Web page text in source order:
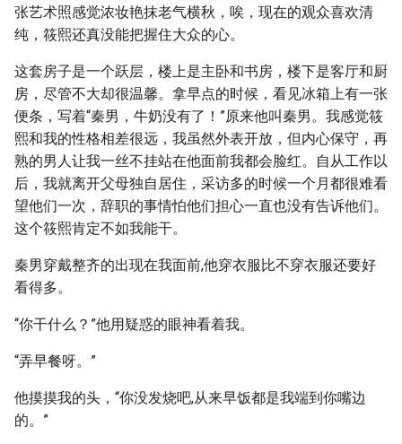
张艺术照感觉浓妆艳抹老气横秋，唉，现在的观众喜欢清
纯，筱熙还真没能把握住大众的心。
这套房子是一个跃层，楼上是主卧和书房，楼下是客厅和厨
房，尽管不大却很温馨。拿早点的时候，看见冰箱上有一张
便条，写着“秦男，牛奶没有了！”原来他叫秦男。我感觉筱
熙和我的性格相差很远，我虽然外表开放，但内心保守，再
熟的男人让我一丝不挂站在他面前我都会脸红。自从工作以
后，我就离开父母独自居住，采访多的时候一个月都很难看
望他们一次，辞职的事情怕他们担心一直也没有告诉他们。
这个筱熙肯定不如我能干。
秦男穿戴整齐的出现在我面前,他穿衣服比不穿衣服还要好
看得多。
“你干什么？”他用疑惑的眼神看着我。
“弄早餐呀。”
他摸摸我的头，“你没发烧吧,从来早饭都是我端到你嘴边
的。”